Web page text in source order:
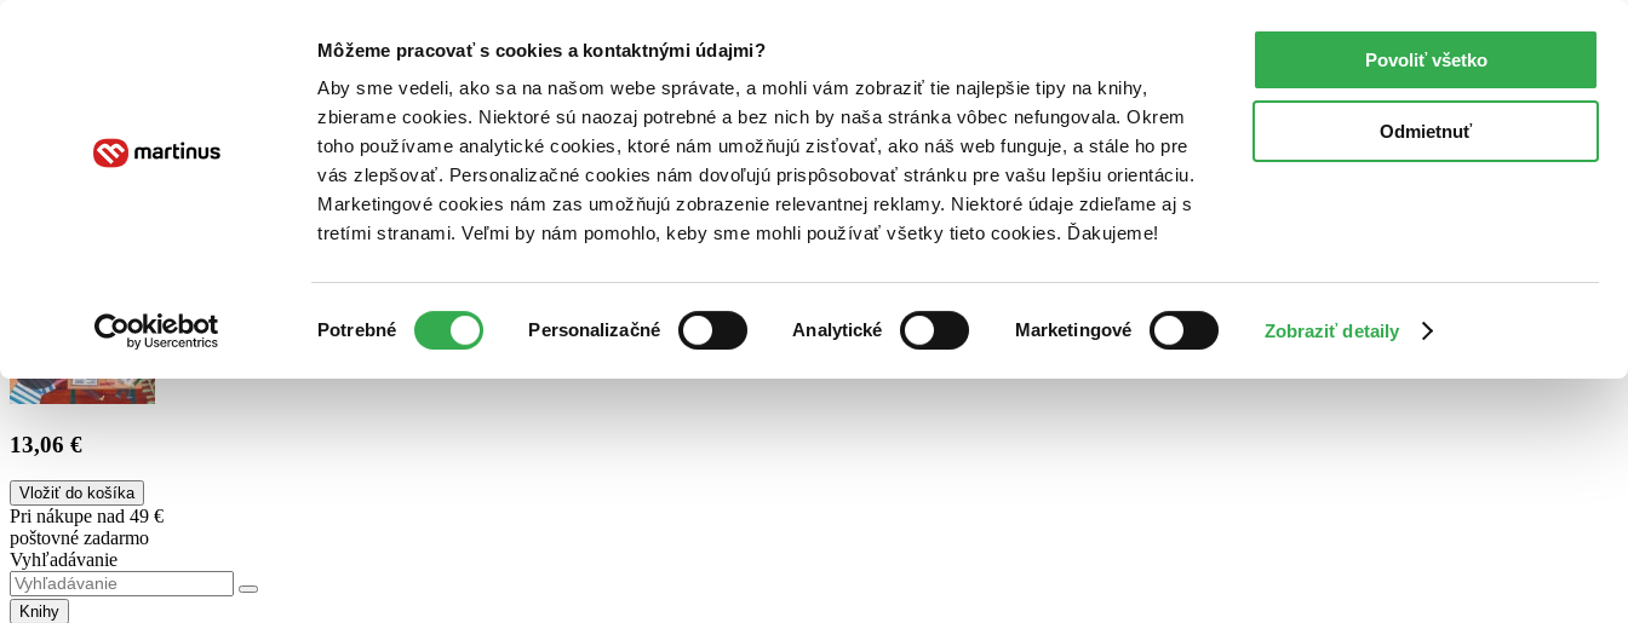
Môžeme pracovať s cookies a kontaktnými údajmi?
Aby sme vedeli, ako sa na našom webe správate, a mohli vám zobraziť tie najlepšie tipy na knihy,
zbierame cookies. Niektoré sú naozaj potrebné a bez nich by naša stránka vôbec nefungovala. Okrem
toho používame analytické cookies, ktoré nám umožňujú zisťovať, ako náš web funguje, a stále ho pre
vás zlepšovať. Personalizačné cookies nám dovoľujú prispôsobovať stránku pre vašu lepšiu orientáciu.
Marketingové cookies nám zas umožňujú zobrazenie relevantnej reklamy. Niektoré údaje zdieľame aj s
tretími stranami. Veľmi by nám pomohlo, keby sme mohli používať všetky tieto cookies. Ďakujeme!
súhlasu
Potrebné Personalizačné Analytické Marketingové Zobraziť detaily
Povoliť všetko
Odmietnuť
Poukážky Kontakt
13,06 €
Vložiť do košíka
Pri nákupe nad 49 €
poštovné zadarmo
Vyhľadávanie
Knihy